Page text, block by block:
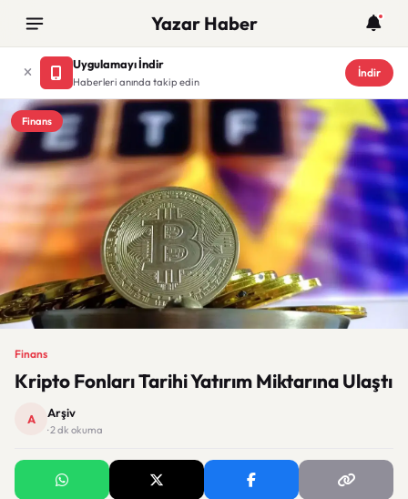
Yazar Haber
Uygulamayı İndir
Haberleri anında takip edin
İndir
Finans
Finans
Kripto Fonları Tarihi Yatırım Miktarına Ulaştı
A Arşiv
· 2 dk okuma